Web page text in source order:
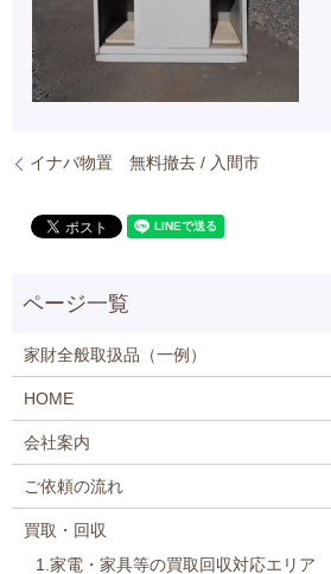
イナバ物置 無料撤去 / 入間市
家財全般取扱品（一例）
HOME
会社案内
ご依頼の流れ
買取・回収
1.家電・家具等の買取回収対応エリア